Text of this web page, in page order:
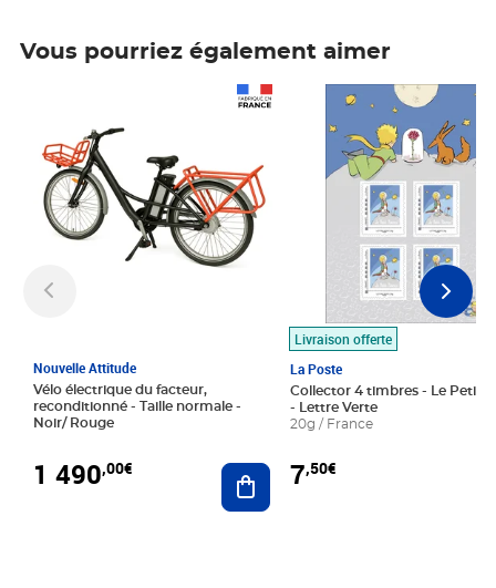
Vous pourriez également aimer
Nouvelle Attitude
Vélo électrique du facteur,
reconditionné - Taille normale -
Noir/ Rouge
1 490,00€ Ajouter au panier
Livraison offerte
La Poste
Collector 4 timbres - Le Petit
- Lettre Verte
20g / France
7,50€
Prix 7,50€